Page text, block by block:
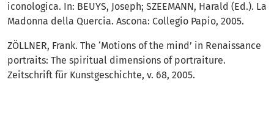
iconologica. In: BEUYS, Joseph; SZEEMANN, Harald (Ed.). La
Madonna della Quercia. Ascona: Collegio Papio, 2005.
ZÖLLNER, Frank. The ‘Motions of the mind’ in Renaissance
portraits: The spiritual dimensions of portraiture.
Zeitschrift für Kunstgeschichte, v. 68, 2005.